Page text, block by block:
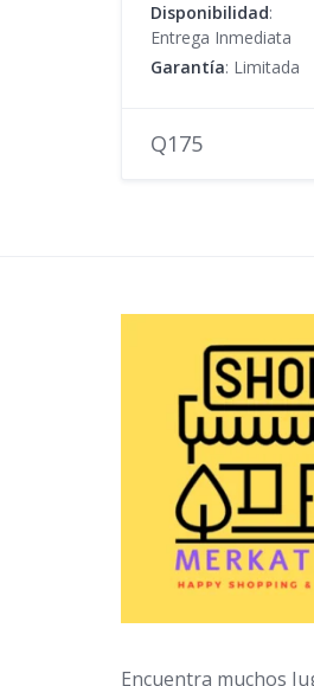
Disponibilidad:
Entrega Inmediata
Garantía: Limitada
Q175
Encuentra muchos